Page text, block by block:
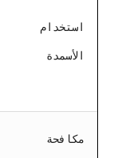
استخدام
الأسمدة
مكافحة